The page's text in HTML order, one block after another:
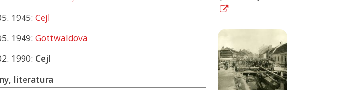
1945: Cejl
1949: Gottwaldova
1990: Cejl
literatura